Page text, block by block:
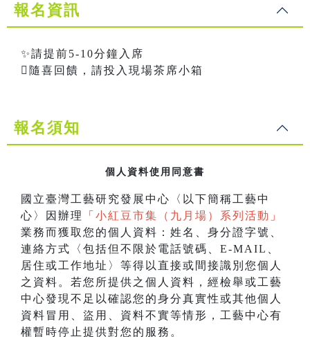
報名資訊
✨請提前5-10分鐘入席
隨喜回饋，請投入現場茶席小箱
報名須知
個人資料使用同意書
國立臺灣工藝研究發展中心〈以下簡稱工藝中
心〉因辦理
「 小紅豆市集（九月場）系列活動 」
業務而獲取您的個人資料：姓名、身分證字號、
連絡方式〈包括但不限於電話號碼、E-MAIL、
居住或工作地址〉等得以直接或間接識別您個人
之資料。若您所提供之個人資料，經檢舉或工藝
中心發現不足以確認您的身分真實性或其他個人
資料冒用、盜用、資料不實等情形，工藝中心有
權暫時停止提供對您的服務。